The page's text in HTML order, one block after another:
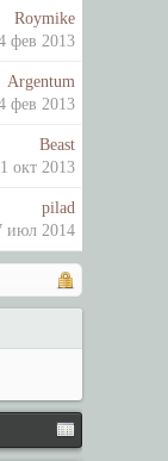
Roymike
фев 2013
Argentum
фев 2013
Beast
окт 2013
pilad
июл 2014